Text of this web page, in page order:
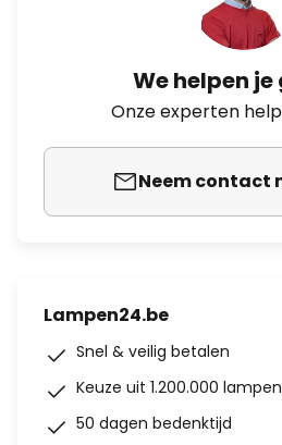
We helpen
Onze experten
Neem contact
Lampen24.be
Snel & veilig betalen
Keuze uit 1.200.000 lampen
50 dagen bedenktijd